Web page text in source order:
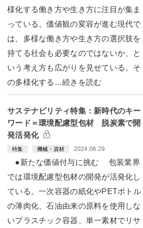
様化する働き方や生き方に注目が集ま
っている。価値観の変容が進む現代で
は、多様な働き方や生き方の選択肢を
持てる社会も必要なのではないか、と
いう考え方も広がりを見せている。そ
の多様化する…続きを読む
サステナビリティ特集：新時代のキー
ワード＝環境配慮型包材 脱炭素で開
発活発化
特集 機械・資材 2024.06.29
●新たな価値付与に挑む 包装業界
では環境配慮型包材の開発が活発化し
ている。一次容器の紙化やPETボトル
の薄肉化、石油由来の原料を使用しな
いプラスチック容器、単一素材でリサ